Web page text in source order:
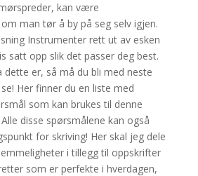
kan være
man tør å by på seg selv igjen.
Instrumenter rett ut av esken
satt opp slik det passer deg best.
dette er, så må du bli med neste
Her finner du en liste med
som kan brukes til denne
disse spørsmålene kan også
for skriving! Her skal jeg dele
i tillegg til oppskrifter
som er perfekte i hverdagen,